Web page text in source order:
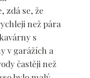
zdá se, že
než pára
s
v garážích a
častěji než